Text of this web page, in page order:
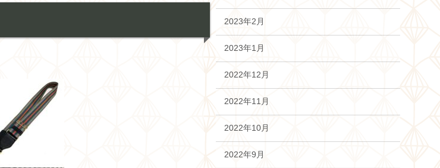
2023年2月
2023年1月
2022年12月
2022年11月
2022年10月
2022年9月